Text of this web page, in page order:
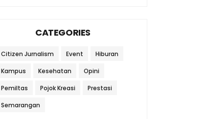
CATEGORIES
Citizen Jurnalism Event Hiburan
Kampus Kesehatan Opini
Pemiltas Pojok Kreasi Prestasi
Semarangan